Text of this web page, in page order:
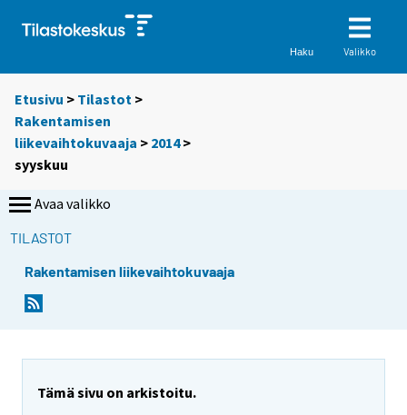
Haku Valikko
Etusivu > Tilastot >
Rakentamisen
liikevaihtokuvaaja > 2014>
syyskuu
Avaa valikko
TILASTOT
Rakentamisen liikevaihtokuvaaja
Tämä sivu on arkistoitu.